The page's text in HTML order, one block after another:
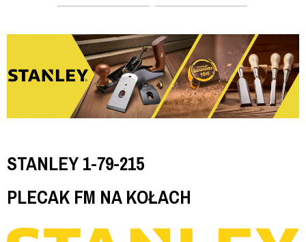
STANLEY 1-79-215
PLECAK FM NA KOŁACH